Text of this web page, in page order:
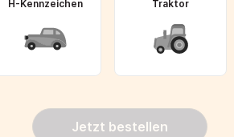
H-Kennzeichen Traktor
Jetzt bestellen